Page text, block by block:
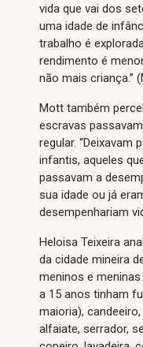
vida que vai dos
uma idade de
trabalho é
rendimento é
não mais criança.”
Mott também
escravas
regular. “Deixavam
infantis, aqueles
passavam a
sua idade ou já
desempenhariam
Heloisa Teixeira
da cidade mineira
meninos e
a 15 anos tinham
maioria),
alfaiate, serrador,